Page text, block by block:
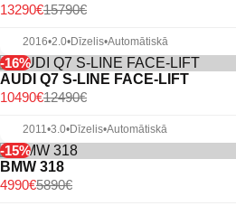
15790€
13290€
2016•2.0•Dīzelis•Automātiskā
-16%
AUDI Q7 S-LINE FACE-LIFT
12490€
10490€
2011•3.0•Dīzelis•Automātiskā
-15%
BMW 318
5890€
4990€